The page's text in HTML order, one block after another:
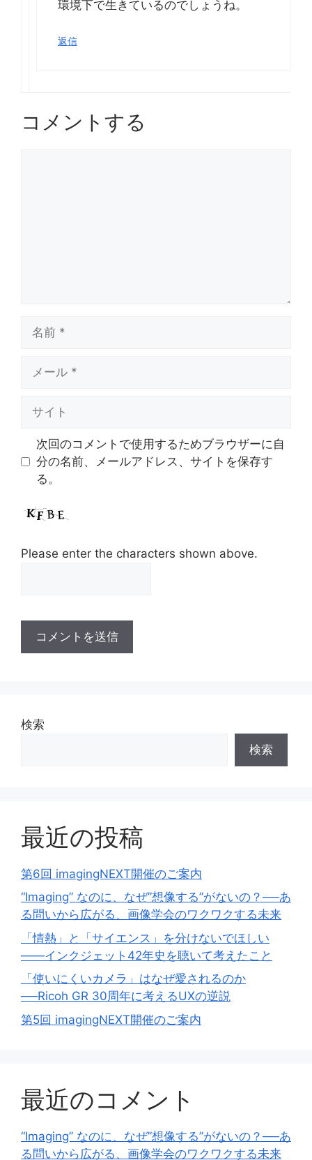
環境下で生きているのでしょうね。
返信
コメントする
次回のコメントで使用するためブラウザーに自
分の名前、メールアドレス、サイトを保存す
る。
Please enter the characters shown above.
検索
検索
最近の投稿
第6回 imagingNEXT開催のご案内
“Imaging” なのに、なぜ”想像する”がないの？──あ
る問いから広がる、画像学会のワクワクする未来
「情熱」と「サイエンス」を分けないでほしい
——インクジェット42年史を聴いて考えたこと
「使いにくいカメラ」はなぜ愛されるのか
──Ricoh GR 30周年に考えるUXの逆説
第5回 imagingNEXT開催のご案内
最近のコメント
“Imaging” なのに、なぜ”想像する”がないの？──あ
る問いから広がる、画像学会のワクワクする未来